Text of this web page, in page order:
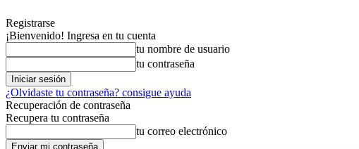
Registrarse
¡Bienvenido! Ingresa en tu cuenta
tu nombre de usuario
tu contraseña
¿Olvidaste tu contraseña? consigue ayuda
Recuperación de contraseña
Recupera tu contraseña
tu correo electrónico